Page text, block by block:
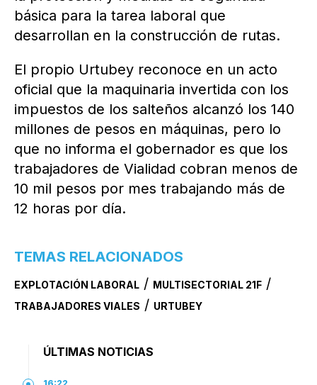
básica para la tarea laboral que
desarrollan en la construcción de rutas.
El propio Urtubey reconoce en un acto
oficial que la maquinaria invertida con los
impuestos de los salteños alcanzó los 140
millones de pesos en máquinas, pero lo
que no informa el gobernador es que los
trabajadores de Vialidad cobran menos de
10 mil pesos por mes trabajando más de
12 horas por día.
TEMAS RELACIONADOS
EXPLOTACIÓN LABORAL / MULTISECTORIAL 21F /
TRABAJADORES VIALES / URTUBEY
ÚLTIMAS NOTICIAS